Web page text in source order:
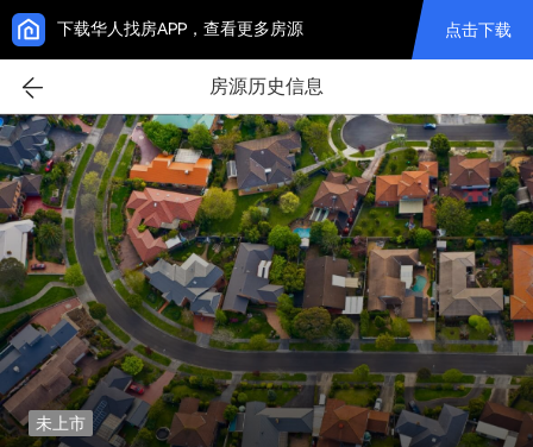
下载华人找房APP，查看更多房源 点击下载
房源历史信息
未上市